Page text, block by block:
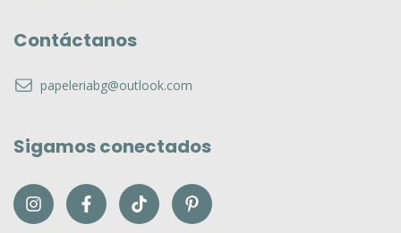
Contáctanos
papeleriabg@outlook.com
Sigamos conectados